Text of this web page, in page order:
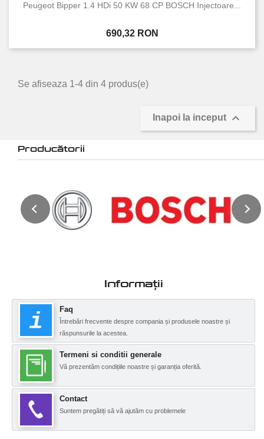
Peugeot Bipper 1.4 HDi 50 KW 68 CP BOSCH Injectoare...
Pret
690,32 RON
Se afiseaza 1-4 din 4 produs(e)
Inapoi la inceput 
Producătorii
Informații
Faq
Întrebări frecvente despre compania și produsele noastre și
răspunsurile la acestea.
Termeni si conditii generale
Vă prezentăm condițiile noastre și garanția oferită.
Contact
Suntem pregătiți să vă ajutăm cu problemele